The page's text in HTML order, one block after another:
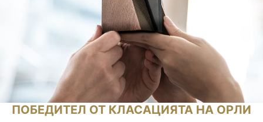
ПОБЕДИТЕЛ ОТ КЛАСАЦИЯТА НА ОРЛИ